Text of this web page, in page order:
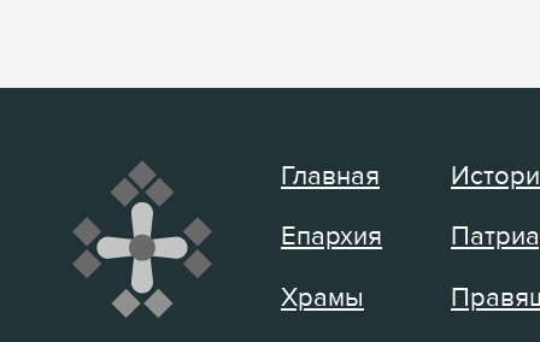
Главная
Епархия
Храмы